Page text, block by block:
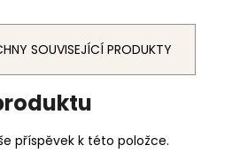
SOUVISEJÍCÍ PRODUKTY
příspěvek k této položce.